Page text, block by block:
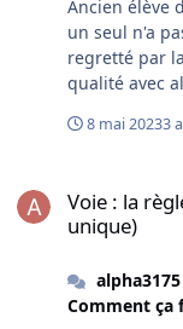
Ancien élève
un seul n'a
regretté par
qualité avec
(2B), était du
passé vers
uns à avoir
suite). On s'est revus avant la retraite deux fois dont une
avec l'ancien
8 mai 20233
Voie : la
unique)
alpha3175
Comment ça